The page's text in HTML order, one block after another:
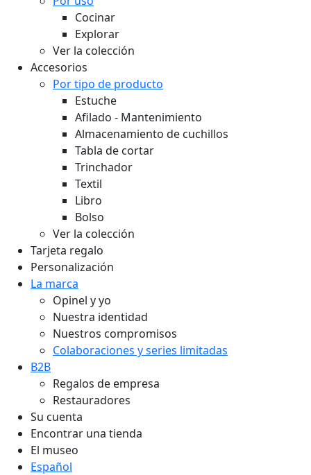
Cocinar
Explorar
Ver la colección
Accesorios
Por tipo de producto
Estuche
Afilado - Mantenimiento
Almacenamiento de cuchillos
Tabla de cortar
Trinchador
Textil
Libro
Bolso
Ver la colección
Tarjeta regalo
Personalización
La marca
Opinel y yo
Nuestra identidad
Nuestros compromisos
Colaboraciones y series limitadas
B2B
Regalos de empresa
Restauradores
Su cuenta
Encontrar una tienda
El museo
Español